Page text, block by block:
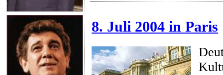
8. Juli 2004 in Paris